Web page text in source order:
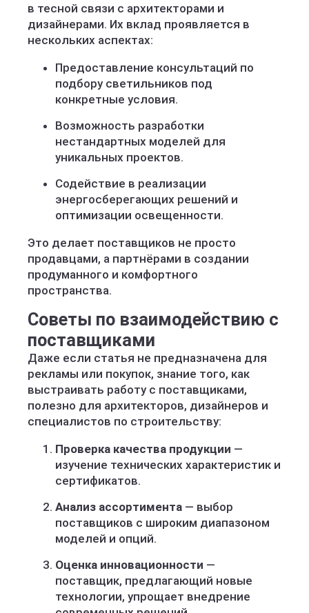
в тесной связи с архитекторами и
дизайнерами. Их вклад проявляется в
нескольких аспектах:
Предоставление консультаций по
подбору светильников под
конкретные условия.
Возможность разработки
нестандартных моделей для
уникальных проектов.
Содействие в реализации
энергосберегающих решений и
оптимизации освещенности.
Это делает поставщиков не просто
продавцами, а партнёрами в создании
продуманного и комфортного
пространства.
Советы по взаимодействию с
поставщиками
Даже если статья не предназначена для
рекламы или покупок, знание того, как
выстраивать работу с поставщиками,
полезно для архитекторов, дизайнеров и
специалистов по строительству:
Проверка качества продукции —
изучение технических характеристик и
сертификатов.
Анализ ассортимента — выбор
поставщиков с широким диапазоном
моделей и опций.
Оценка инновационности —
поставщик, предлагающий новые
технологии, упрощает внедрение